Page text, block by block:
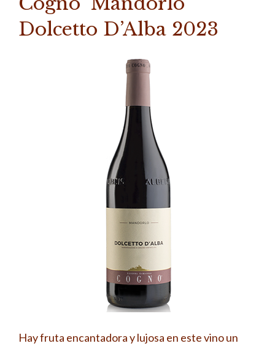
Dolcetto D’Alba 2023
Hay fruta encantadora y lujosa en este vino un